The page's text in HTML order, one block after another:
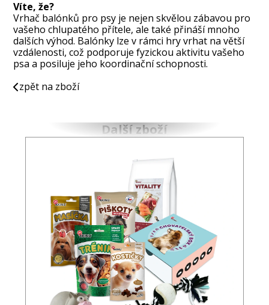
Víte, že?
Vrhač balónků pro psy je nejen skvělou zábavou pro
vašeho chlupatého přítele, ale také přináší mnoho
dalších výhod. Balónky lze v rámci hry vrhat na větší
vzdálenosti, což podporuje fyzickou aktivitu vašeho
psa a posiluje jeho koordinační schopnosti.
zpět na zboží
Další zboží